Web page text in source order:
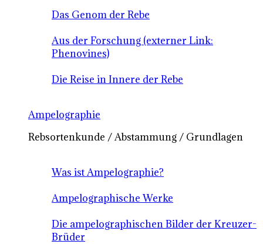
Das Genom der Rebe
Aus der Forschung (externer Link:
Phenovines)
Die Reise in Innere der Rebe
Ampelographie
Rebsortenkunde / Abstammung / Grundlagen
Was ist Ampelographie?
Ampelographische Werke
Die ampelographischen Bilder der Kreuzer-
Brüder